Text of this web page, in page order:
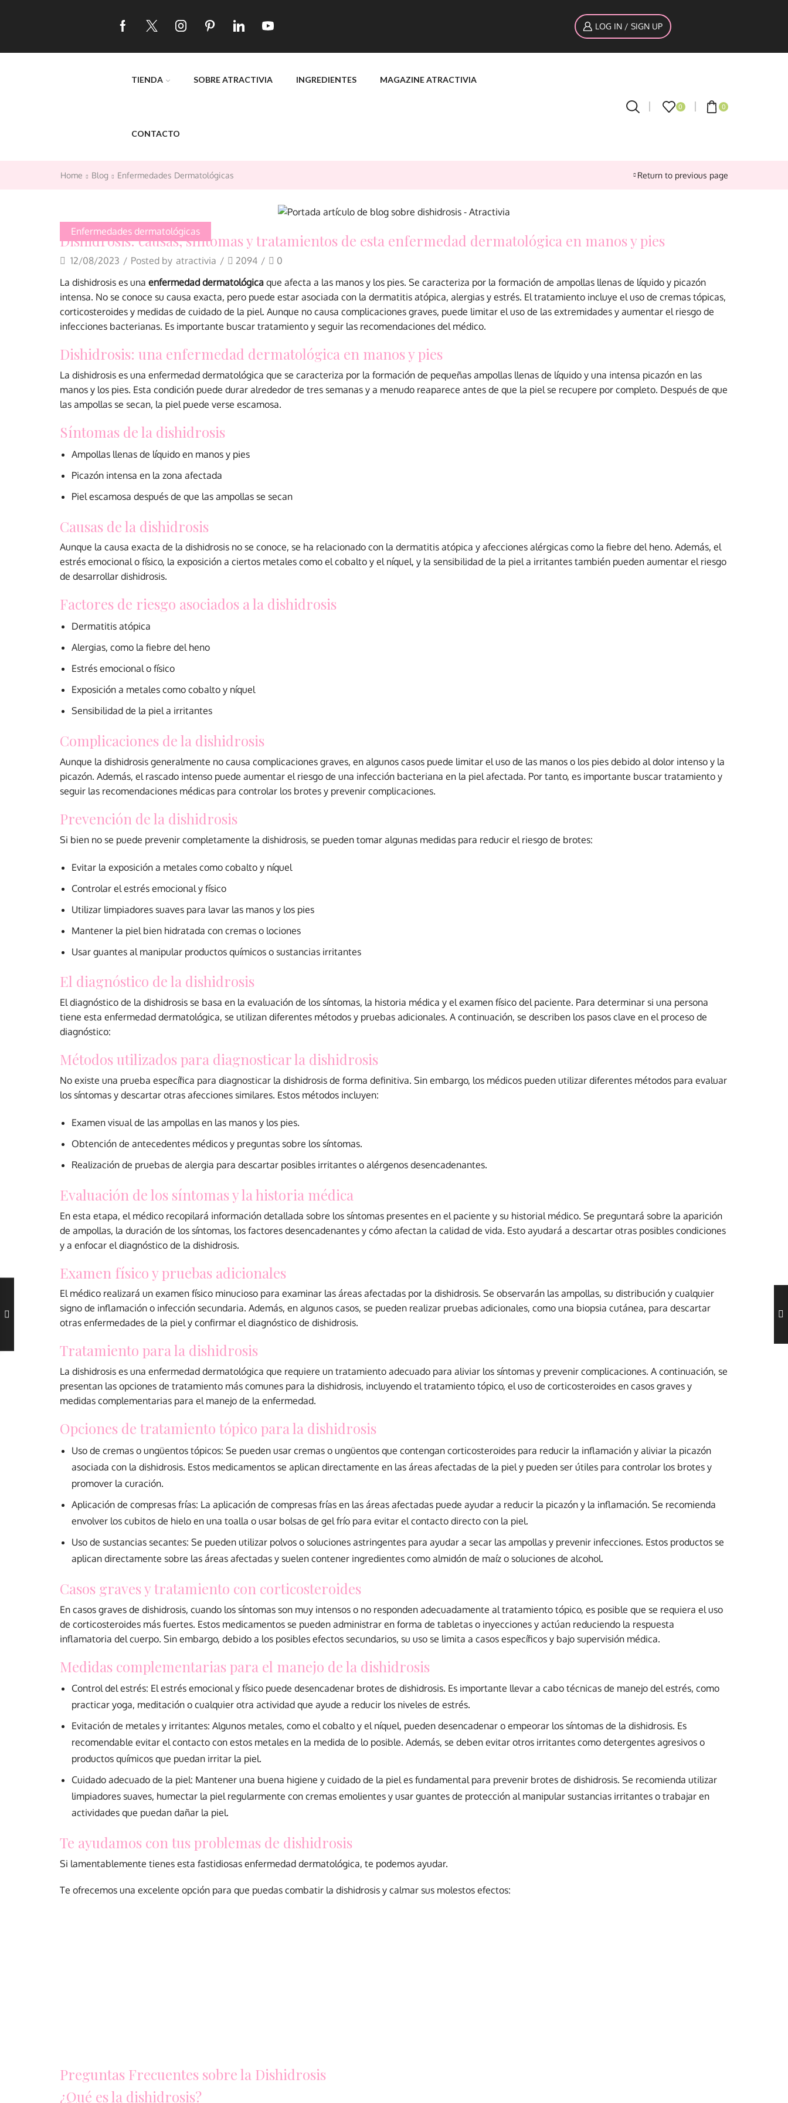
LOG IN / SIGN UP
TIENDA SOBRE ATRACTIVIA INGREDIENTES MAGAZINE ATRACTIVIA
CONTACTO
0 0
Return to previous page
Home Blog Enfermedades Dermatológicas
Enfermedades dermatológicas
Dishidrosis: causas, síntomas y tratamientos de esta enfermedad dermatológica en manos y pies
12/08/2023 / Posted by atractivia / 2094 /
0
La dishidrosis es una enfermedad dermatológica que afecta a las manos y los pies. Se caracteriza por la formación de ampollas llenas de líquido y picazón
intensa. No se conoce su causa exacta, pero puede estar asociada con la dermatitis atópica, alergias y estrés. El tratamiento incluye el uso de cremas tópicas,
corticosteroides y medidas de cuidado de la piel. Aunque no causa complicaciones graves, puede limitar el uso de las extremidades y aumentar el riesgo de
infecciones bacterianas. Es importante buscar tratamiento y seguir las recomendaciones del médico.
Dishidrosis: una enfermedad dermatológica en manos y pies
La dishidrosis es una enfermedad dermatológica que se caracteriza por la formación de pequeñas ampollas llenas de líquido y una intensa picazón en las
manos y los pies. Esta condición puede durar alrededor de tres semanas y a menudo reaparece antes de que la piel se recupere por completo. Después de que
las ampollas se secan, la piel puede verse escamosa.
Síntomas de la dishidrosis
Ampollas llenas de líquido en manos y pies
Picazón intensa en la zona afectada
Piel escamosa después de que las ampollas se secan
Causas de la dishidrosis
Aunque la causa exacta de la dishidrosis no se conoce, se ha relacionado con la dermatitis atópica y afecciones alérgicas como la fiebre del heno. Además, el
estrés emocional o físico, la exposición a ciertos metales como el cobalto y el níquel, y la sensibilidad de la piel a irritantes también pueden aumentar el riesgo
de desarrollar dishidrosis.
Factores de riesgo asociados a la dishidrosis
Dermatitis atópica
Alergias, como la fiebre del heno
Estrés emocional o físico
Exposición a metales como cobalto y níquel
Sensibilidad de la piel a irritantes
Complicaciones de la dishidrosis
Aunque la dishidrosis generalmente no causa complicaciones graves, en algunos casos puede limitar el uso de las manos o los pies debido al dolor intenso y la
picazón. Además, el rascado intenso puede aumentar el riesgo de una infección bacteriana en la piel afectada. Por tanto, es importante buscar tratamiento y
seguir las recomendaciones médicas para controlar los brotes y prevenir complicaciones.
Prevención de la dishidrosis
Si bien no se puede prevenir completamente la dishidrosis, se pueden tomar algunas medidas para reducir el riesgo de brotes:
Evitar la exposición a metales como cobalto y níquel
Controlar el estrés emocional y físico
Utilizar limpiadores suaves para lavar las manos y los pies
Mantener la piel bien hidratada con cremas o lociones
Usar guantes al manipular productos químicos o sustancias irritantes
El diagnóstico de la dishidrosis
El diagnóstico de la dishidrosis se basa en la evaluación de los síntomas, la historia médica y el examen físico del paciente. Para determinar si una persona
tiene esta enfermedad dermatológica, se utilizan diferentes métodos y pruebas adicionales. A continuación, se describen los pasos clave en el proceso de
diagnóstico:
Métodos utilizados para diagnosticar la dishidrosis
No existe una prueba específica para diagnosticar la dishidrosis de forma definitiva. Sin embargo, los médicos pueden utilizar diferentes métodos para evaluar
los síntomas y descartar otras afecciones similares. Estos métodos incluyen:
Examen visual de las ampollas en las manos y los pies.
Obtención de antecedentes médicos y preguntas sobre los síntomas.
Realización de pruebas de alergia para descartar posibles irritantes o alérgenos desencadenantes.
Evaluación de los síntomas y la historia médica
En esta etapa, el médico recopilará información detallada sobre los síntomas presentes en el paciente y su historial médico. Se preguntará sobre la aparición
de ampollas, la duración de los síntomas, los factores desencadenantes y cómo afectan la calidad de vida. Esto ayudará a descartar otras posibles condiciones
y a enfocar el diagnóstico de la dishidrosis.
Examen físico y pruebas adicionales
El médico realizará un examen físico minucioso para examinar las áreas afectadas por la dishidrosis. Se observarán las ampollas, su distribución y cualquier
signo de inflamación o infección secundaria. Además, en algunos casos, se pueden realizar pruebas adicionales, como una biopsia cutánea, para descartar
otras enfermedades de la piel y confirmar el diagnóstico de dishidrosis.
Tratamiento para la dishidrosis
La dishidrosis es una enfermedad dermatológica que requiere un tratamiento adecuado para aliviar los síntomas y prevenir complicaciones. A continuación, se
presentan las opciones de tratamiento más comunes para la dishidrosis, incluyendo el tratamiento tópico, el uso de corticosteroides en casos graves y
medidas complementarias para el manejo de la enfermedad.
Opciones de tratamiento tópico para la dishidrosis
Uso de cremas o ungüentos tópicos: Se pueden usar cremas o ungüentos que contengan corticosteroides para reducir la inflamación y aliviar la picazón
asociada con la dishidrosis. Estos medicamentos se aplican directamente en las áreas afectadas de la piel y pueden ser útiles para controlar los brotes y
promover la curación.
Aplicación de compresas frías: La aplicación de compresas frías en las áreas afectadas puede ayudar a reducir la picazón y la inflamación. Se recomienda
envolver los cubitos de hielo en una toalla o usar bolsas de gel frío para evitar el contacto directo con la piel.
Uso de sustancias secantes: Se pueden utilizar polvos o soluciones astringentes para ayudar a secar las ampollas y prevenir infecciones. Estos productos se
aplican directamente sobre las áreas afectadas y suelen contener ingredientes como almidón de maíz o soluciones de alcohol.
Casos graves y tratamiento con corticosteroides
En casos graves de dishidrosis, cuando los síntomas son muy intensos o no responden adecuadamente al tratamiento tópico, es posible que se requiera el uso
de corticosteroides más fuertes. Estos medicamentos se pueden administrar en forma de tabletas o inyecciones y actúan reduciendo la respuesta
inflamatoria del cuerpo. Sin embargo, debido a los posibles efectos secundarios, su uso se limita a casos específicos y bajo supervisión médica.
Medidas complementarias para el manejo de la dishidrosis
Control del estrés: El estrés emocional y físico puede desencadenar brotes de dishidrosis. Es importante llevar a cabo técnicas de manejo del estrés, como
practicar yoga, meditación o cualquier otra actividad que ayude a reducir los niveles de estrés.
Evitación de metales y irritantes: Algunos metales, como el cobalto y el níquel, pueden desencadenar o empeorar los síntomas de la dishidrosis. Es
recomendable evitar el contacto con estos metales en la medida de lo posible. Además, se deben evitar otros irritantes como detergentes agresivos o
productos químicos que puedan irritar la piel.
Cuidado adecuado de la piel: Mantener una buena higiene y cuidado de la piel es fundamental para prevenir brotes de dishidrosis. Se recomienda utilizar
limpiadores suaves, humectar la piel regularmente con cremas emolientes y usar guantes de protección al manipular sustancias irritantes o trabajar en
actividades que puedan dañar la piel.
Te ayudamos con tus problemas de dishidrosis
Si lamentablemente tienes esta fastidiosas enfermedad dermatológica, te podemos ayudar.
Te ofrecemos una excelente opción para que puedas combatir la dishidrosis y calmar sus molestos efectos:
Preguntas Frecuentes sobre la Dishidrosis
¿Qué es la dishidrosis?